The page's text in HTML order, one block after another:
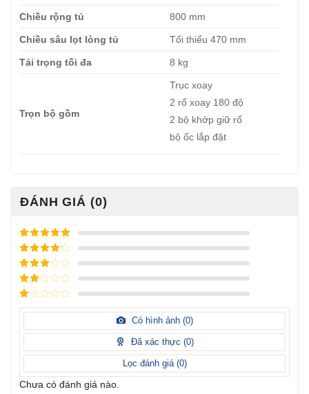
Chiều rộng tủ 800 mm
Chiều sâu lọt lòng tủ Tối thiểu 470 mm
Tải trọng tối đa 8 kg
Trọn bộ gồm
Trục xoay
2 rổ xoay 180 độ
2 bộ khớp giữ rổ
bộ ốc lắp đặt
ĐÁNH GIÁ (0)
Được xếp
hạng
5
sao
Được xếp
hạng
sao
Được
xếp
hạng3
5 sao
Được
hạng
sao
Được
1
sao
Có hình ảnh (0)
Đã xác thực (0)
Lọc đánh giá (0)
Chưa có đánh giá nào.